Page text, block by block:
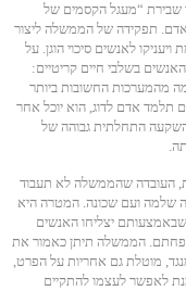
שבירת “מעגל הקסמים של
תפקידה של הממשלה ליצור
ויעניקו לאנשים סיכוי הוגן. על
בשלבי חיים קריטיים:
מהמערכות החשובות ביותר
אדם לדוג, הוא יוכל אחר
השקעה התחלתית גבוהה של
העובדה שהממשלה לא תעבוד
שלמה ועם שכונה. המטרה היא
יצליחו האנשים
הממשלה תיתן כאמור את
מוטלת גם אחריות על הפרט,
לאפשר לעצמו להתקיים